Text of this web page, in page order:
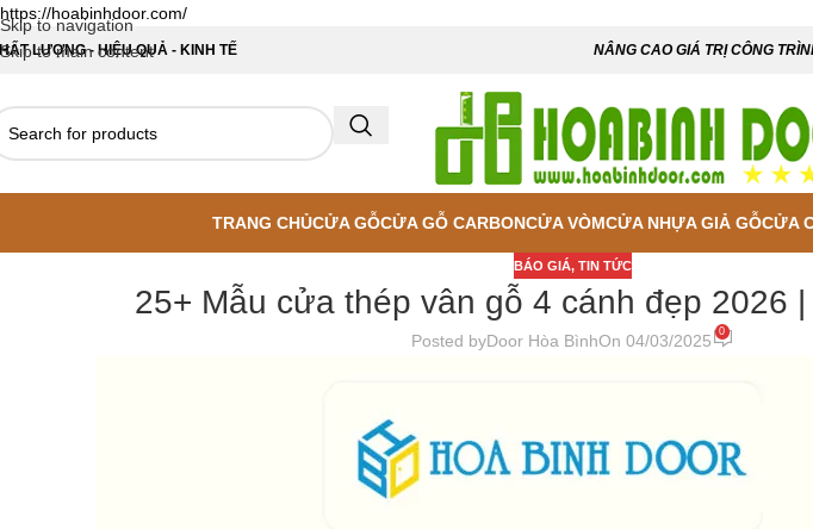
https://hoabinhdoor.com/
Skip to navigation
Skip to main content
LƯỢNG - HIỆU QUẢ - KINH TẾ NÂNG CAO GIÁ TRỊ CÔNG
TRANG CHỦCỬA GỖCỬA GỖ CARBONCỬA VÒMCỬA NHỰA GIẢ GỖCỬA
BÁO GIÁ, TIN TỨC
25+ Mẫu cửa thép vân gỗ 4 cánh đẹp 2026
Posted byDoor Hòa BìnhOn 04/03/2025 0